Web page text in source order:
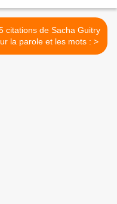
citations de Sacha Guitry
sur la parole et les mots : >